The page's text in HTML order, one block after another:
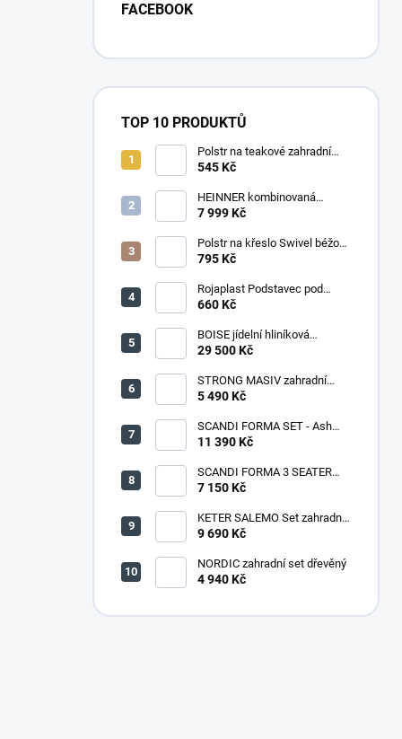
FACEBOOK
TOP 10 PRODUKTŮ
Polstr na teakové zahradní
křeslo vysoké - látka motiv
545 Kč
HEINNER kombinovaná
chladnička HF-
7 999 Kč
Polstr na křeslo Swivel béžový
melír
795 Kč
Rojaplast Podstavec pod
slunečník 22kg
660 Kč
BOISE jídelní hliníková
souprava CAPPUCCINO
29 500 Kč
STRONG MASIV zahradní
lavice dřevěná - 180 cm
5 490 Kč
SCANDI FORMA SET - Ash
grey/Storm grey
11 390 Kč
SCANDI FORMA 3 SEATER
SOFA - Ash grey/Storm grey
7 150 Kč
KETER SALEMO Set zahradní,
grafit/šedá 17206003
9 690 Kč
NORDIC zahradní set dřevěný
4 940 Kč